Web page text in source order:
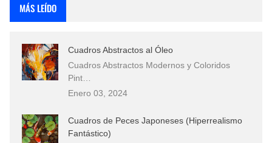
Que significan los cuadros de negras africanas?
El mundo del arte en pintura surrealista
MÁS LEÍDO
Cuadros Abstractos al Óleo
Cuadros Abstractos Modernos y Coloridos
Pint…
Enero 03, 2024
Cuadros de Peces Japoneses (Hiperrealismo
Fantástico)